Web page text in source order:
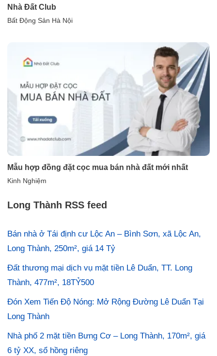
Nhà Đất Club
Bất Động Sản Hà Nội
Mẫu hợp đồng đặt cọc mua bán nhà đất mới nhất
Kinh Nghiệm
Long Thành RSS feed
Bán nhà ở Tái định cư Lộc An – Bình Sơn, xã Lộc An,
Long Thành, 250m², giá 14 Tỷ
Đất thương mại dịch vụ mặt tiền Lê Duẩn, TT. Long
Thành, 477m², 18TỶ500
Đón Xem Tiến Độ Nóng: Mở Rộng Đường Lê Duẩn Tại
Long Thành
Nhà phố 2 mặt tiền Bưng Cơ – Long Thành, 170m², giá
6 tỷ XX, sổ hồng riêng